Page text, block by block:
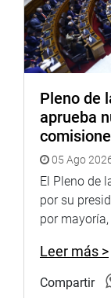
Pleno de
aprueba
05 Ago
El Pleno de
por su
por mayoría,
Leer más >
Compartir